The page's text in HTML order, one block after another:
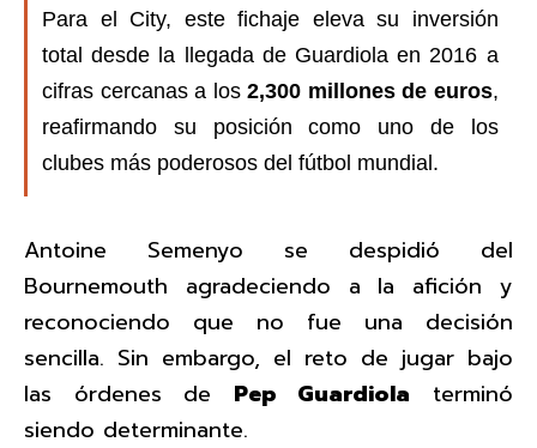
Para el City, este fichaje eleva su inversión
total desde la llegada de Guardiola en 2016 a
cifras cercanas a los 2,300 millones de euros,
reafirmando su posición como uno de los
clubes más poderosos del fútbol mundial.
Antoine Semenyo se despidió del
Bournemouth agradeciendo a la afición y
reconociendo que no fue una decisión
sencilla. Sin embargo, el reto de jugar bajo
las órdenes de Pep Guardiola terminó
siendo determinante.